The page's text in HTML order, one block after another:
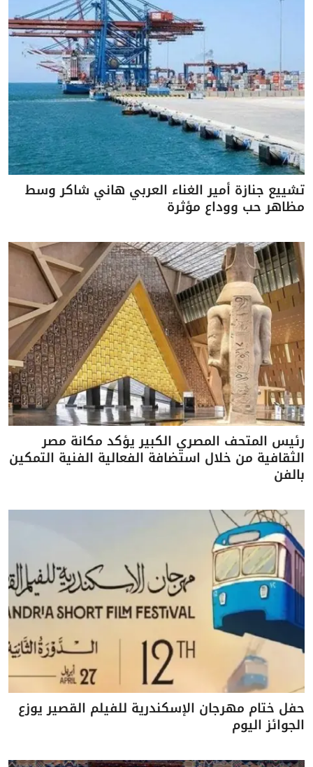
تشييع جنازة أمير الغناء العربي هاني شاكر وسط
مظاهر حب ووداع مؤثرة
رئيس المتحف المصري الكبير يؤكد مكانة مصر
الثقافية من خلال استضافة الفعالية الفنية التمكين
بالفن
حفل ختام مهرجان الإسكندرية للفيلم القصير يوزع
الجوائز اليوم